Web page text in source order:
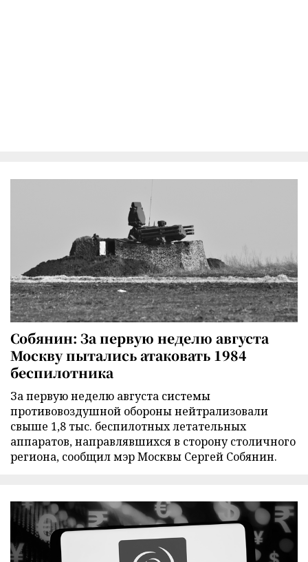
Собянин: За первую неделю августа
Москву пытались атаковать 1984
беспилотника
За первую неделю августа системы
противовоздушной обороны нейтрализовали
свыше 1,8 тыс. беспилотных летательных
аппаратов, направлявшихся в сторону столичного
региона, сообщил мэр Москвы Сергей Собянин.